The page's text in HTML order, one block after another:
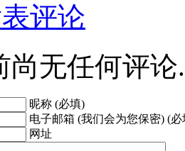
评论
尚无任何评论.
昵称 (必填)
电子邮箱 (我们会为您保密) (必
网址